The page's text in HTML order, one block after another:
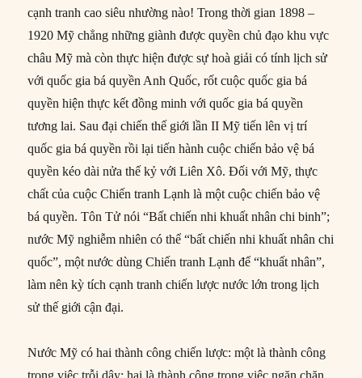
cạnh tranh cao siêu nhường nào! Trong thời gian 1898 –
1920 Mỹ chẳng những giành được quyền chủ đạo khu vực
châu Mỹ mà còn thực hiện được sự hoà giải có tính lịch sử
với quốc gia bá quyền Anh Quốc, rốt cuộc quốc gia bá
quyền hiện thực kết đồng minh với quốc gia bá quyền
tương lai. Sau đại chiến thế giới lần II Mỹ tiến lên vị trí
quốc gia bá quyền rồi lại tiến hành cuộc chiến bảo vệ bá
quyền kéo dài nửa thế kỷ với Liên Xô. Đối với Mỹ, thực
chất của cuộc Chiến tranh Lạnh là một cuộc chiến bảo vệ
bá quyền. Tôn Tử nói “Bất chiến nhi khuất nhân chi binh”;
nước Mỹ nghiễm nhiên có thể “bất chiến nhi khuất nhân chi
quốc”, một nước dùng Chiến tranh Lạnh để “khuất nhân”,
làm nên kỳ tích cạnh tranh chiến lược nước lớn trong lịch
sử thế giới cận đại.
Nước Mỹ có hai thành công chiến lược: một là thành công